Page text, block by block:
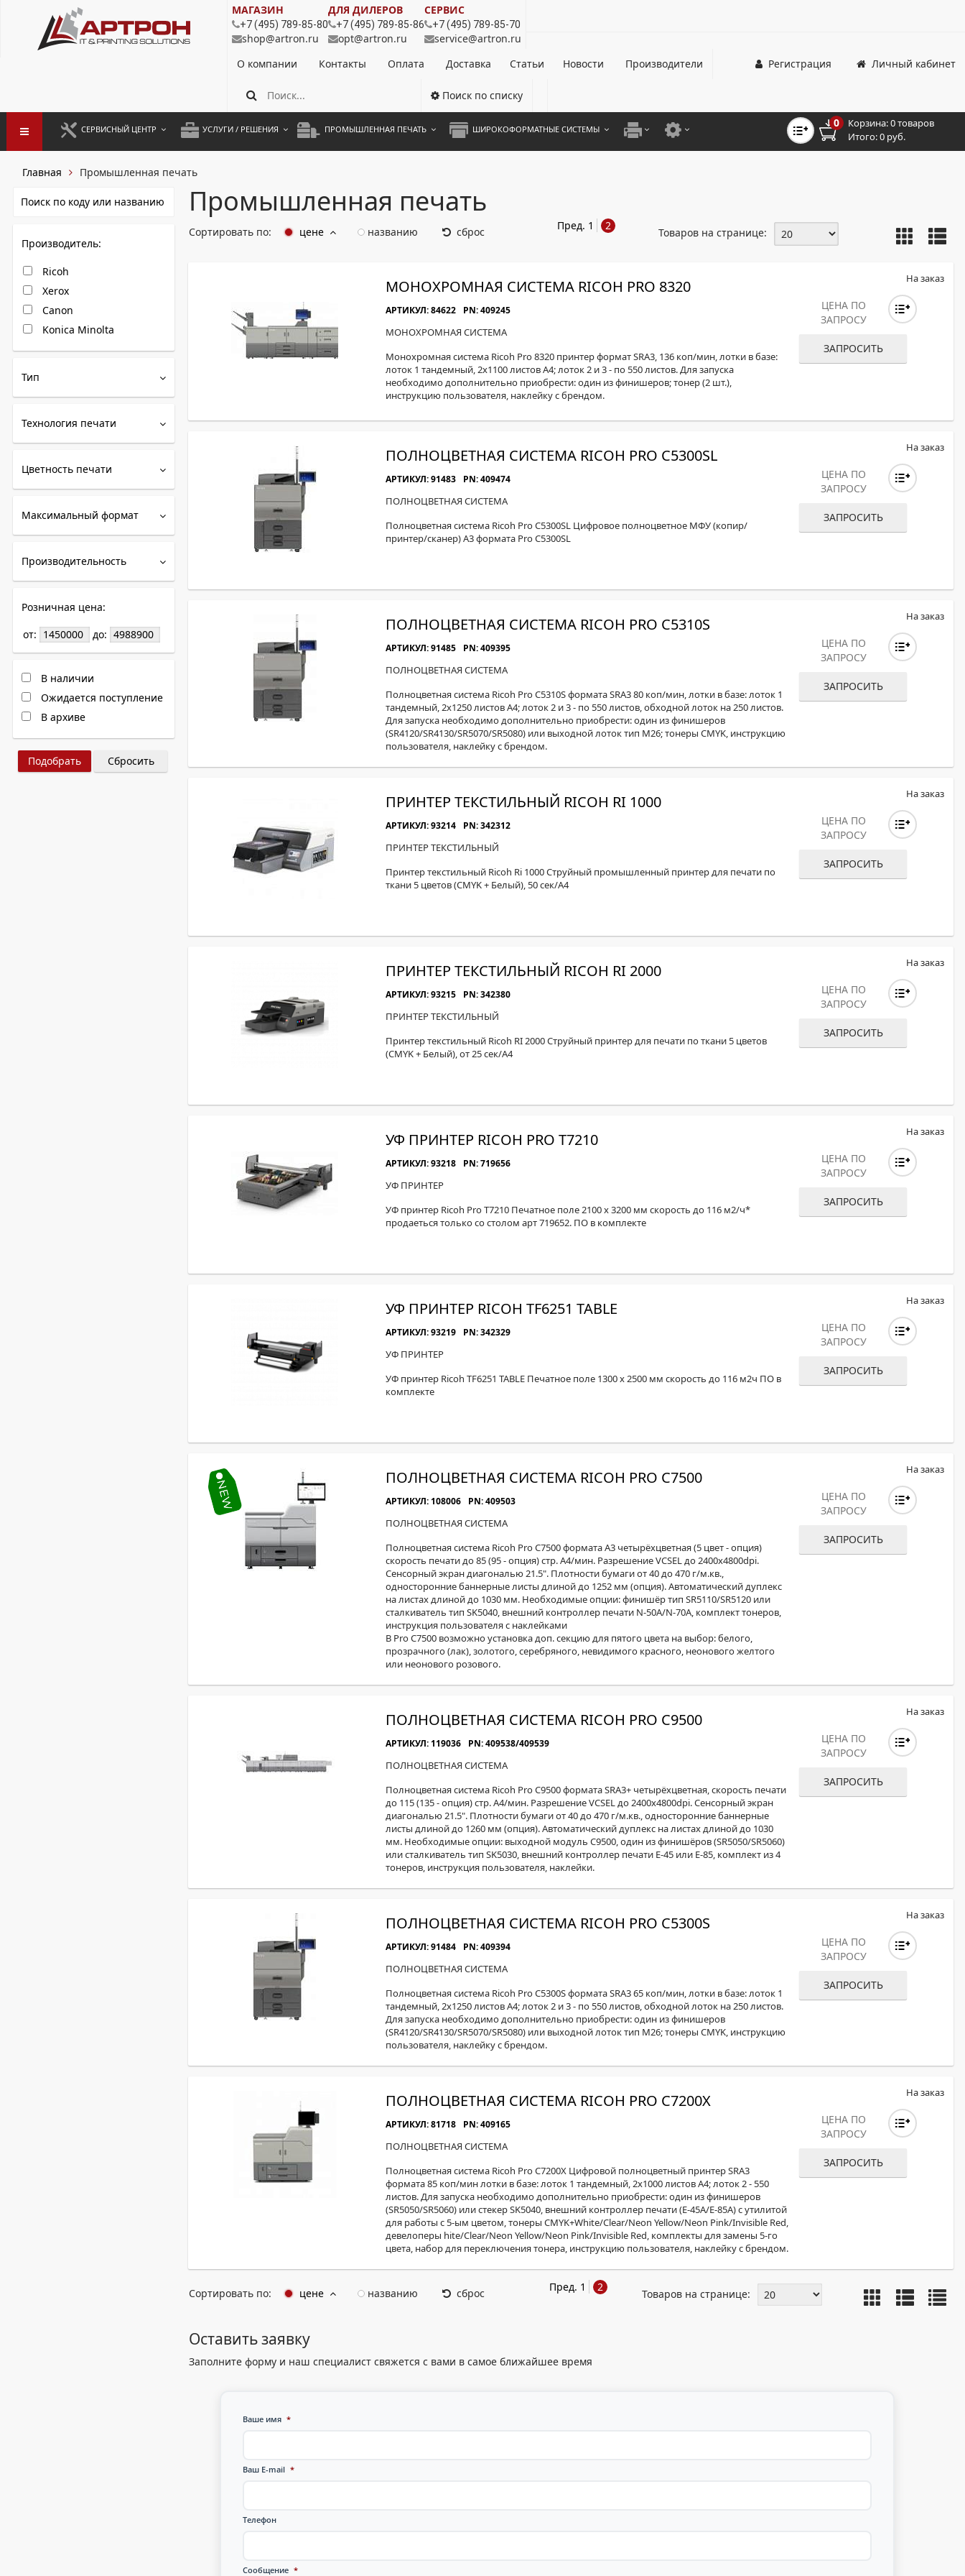
МАГАЗИН
+7 (495) 789-85-80
shop@artron.ru
ДЛЯ ДИЛЕРОВ
+7 (495) 789-85-86
opt@artron.ru
СЕРВИС
+7 (495) 789-85-70
service@artron.ru
О компании
Контакты Оплата Доставка Статьи Новости Производители Личный кабинет
Регистрация
Поиск по списку
СЕРВИСНЫЙ ЦЕНТР
РЕГЛАМЕНТНЫЕ РАБОТЫ
ПРОФИЛАКТИКА И ТО
РАЗОВЫЕ РЕМОНТЫ
УСЛУГИ / РЕШЕНИЯ
ПОКОПИЙНАЯ ПЕЧАТЬ
КОНТРОЛЬ ПЕЧАТИ
ПРОМЫШЛЕННАЯ ПЕЧАТЬ ШИРОКОФОРМАТНЫЕ СИСТЕМЫ
А4 МОНОХРОМНЫЕ
0 Корзина:0 товаров
Итого:0 руб.
Главная Промышленная печать
Производитель:
Ricoh
Xerox
Canon
Konica Minolta
Тип
Технология печати
Цветность печати
Максимальный формат
Производительность
Розничная цена:
от:
до:
В наличии
Ожидается поступление
В архиве
Сбросить
Промышленная печать
Сортировать по: цене названию сброс Пред. 1 2
Товаров на странице:
МОНОХРОМНАЯ СИСТЕМА RICOH PRO 8320
АРТИКУЛ: 84622 PN: 409245
МОНОХРОМНАЯ СИСТЕМА
Монохромная система Ricoh Pro 8320 принтер формат SRA3, 136 коп/мин, лотки в базе:
лоток 1 тандемный, 2x1100 листов А4; лоток 2 и 3 - по 550 листов. Для запуска
необходимо дополнительно приобрести: один из финишеров; тонер (2 шт.),
инструкцию пользователя, наклейку с брендом.
На заказ
ЦЕНА ПО
ЗАПРОСУ
ЗАПРОСИТЬ
ПОЛНОЦВЕТНАЯ СИСТЕМА RICOH PRO C5300SL
АРТИКУЛ: 91483 PN: 409474
ПОЛНОЦВЕТНАЯ СИСТЕМА
Полноцветная система Ricoh Pro C5300SL Цифровое полноцветное МФУ (копир/
принтер/сканер) А3 формата Pro C5300SL
На заказ
ЦЕНА ПО
ЗАПРОСУ
ЗАПРОСИТЬ
ПОЛНОЦВЕТНАЯ СИСТЕМА RICOH PRO C5310S
АРТИКУЛ: 91485 PN: 409395
ПОЛНОЦВЕТНАЯ СИСТЕМА
Полноцветная система Ricoh Pro C5310S формата SRA3 80 коп/мин, лотки в базе: лоток 1
тандемный, 2x1250 листов А4; лоток 2 и 3 - по 550 листов, обходной лоток на 250 листов.
Для запуска необходимо дополнительно приобрести: один из финишеров
(SR4120/SR4130/SR5070/SR5080) или выходной лоток тип M26; тонеры CMYK, инструкцию
пользователя, наклейку с брендом.
На заказ
ЦЕНА ПО
ЗАПРОСУ
ЗАПРОСИТЬ
ПРИНТЕР ТЕКСТИЛЬНЫЙ RICOH RI 1000
АРТИКУЛ: 93214 PN: 342312
ПРИНТЕР ТЕКСТИЛЬНЫЙ
Принтер текстильный Ricoh Ri 1000 Струйный промышленный принтер для печати по
ткани 5 цветов (CMYK + Белый), 50 сек/А4
На заказ
ЦЕНА ПО
ЗАПРОСУ
ЗАПРОСИТЬ
ПРИНТЕР ТЕКСТИЛЬНЫЙ RICOH RI 2000
АРТИКУЛ: 93215 PN: 342380
ПРИНТЕР ТЕКСТИЛЬНЫЙ
Принтер текстильный Ricoh RI 2000 Струйный принтер для печати по ткани 5 цветов
(CMYK + Белый), от 25 сек/А4
На заказ
ЦЕНА ПО
ЗАПРОСУ
ЗАПРОСИТЬ
УФ ПРИНТЕР RICOH PRO T7210
АРТИКУЛ: 93218 PN: 719656
УФ ПРИНТЕР
УФ принтер Ricoh Pro T7210 Печатное поле 2100 х 3200 мм скорость до 116 м2/ч*
продаеться только со столом арт 719652. ПО в комплекте
На заказ
ЦЕНА ПО
ЗАПРОСУ
ЗАПРОСИТЬ
УФ ПРИНТЕР RICOH TF6251 TABLE
АРТИКУЛ: 93219 PN: 342329
УФ ПРИНТЕР
УФ принтер Ricoh TF6251 TABLE Печатное поле 1300 x 2500 мм скорость до 116 м2ч ПО в
комплекте
На заказ
ЦЕНА ПО
ЗАПРОСУ
ЗАПРОСИТЬ
ПОЛНОЦВЕТНАЯ СИСТЕМА RICOH PRO C7500
АРТИКУЛ: 108006 PN: 409503
ПОЛНОЦВЕТНАЯ СИСТЕМА
Полноцветная система Ricoh Pro C7500 формата A3 четырёхцветная (5 цвет - опция)
скорость печати до 85 (95 - опция) стр. А4/мин. Разрешение VCSEL до 2400x4800dpi.
Сенсорный экран диагональю 21.5". Плотности бумаги от 40 до 470 г/м.кв.,
односторонние баннерные листы длиной до 1252 мм (опция). Автоматический дуплекс
на листах длиной до 1030 мм. Необходимые опции: финишёр тип SR5110/SR5120 или
сталкиватель тип SK5040, внешний контроллер печати N-50A/N-70A, комплект тонеров,
инструкция пользователя с наклейками
В Pro C7500 возможно установка доп. секцию для пятого цвета на выбор: белого,
прозрачного (лак), золотого, серебряного, невидимого красного, неонового желтого
или неонового розового.
На заказ
ЦЕНА ПО
ЗАПРОСУ
ЗАПРОСИТЬ
ПОЛНОЦВЕТНАЯ СИСТЕМА RICOH PRO C9500
АРТИКУЛ: 119036 PN: 409538/409539
ПОЛНОЦВЕТНАЯ СИСТЕМА
Полноцветная система Ricoh Pro C9500 формата SRA3+ четырёхцветная, скорость печати
до 115 (135 - опция) стр. А4/мин. Разрешение VCSEL до 2400x4800dpi. Сенсорный экран
диагональю 21.5". Плотности бумаги от 40 до 470 г/м.кв., односторонние баннерные
листы длиной до 1260 мм (опция). Автоматический дуплекс на листах длиной до 1030
мм. Необходимые опции: выходной модуль C9500, один из финишёров (SR5050/SR5060)
или сталкиватель тип SK5030, внешний контроллер печати E-45 или E-85, комплект из 4
тонеров, инструкция пользователя, наклейки.
На заказ
ЦЕНА ПО
ЗАПРОСУ
ЗАПРОСИТЬ
ПОЛНОЦВЕТНАЯ СИСТЕМА RICOH PRO C5300S
АРТИКУЛ: 91484 PN: 409394
ПОЛНОЦВЕТНАЯ СИСТЕМА
Полноцветная система Ricoh Pro C5300S формата SRA3 65 коп/мин, лотки в базе: лоток 1
тандемный, 2x1250 листов А4; лоток 2 и 3 - по 550 листов, обходной лоток на 250 листов.
Для запуска необходимо дополнительно приобрести: один из финишеров
(SR4120/SR4130/SR5070/SR5080) или выходной лоток тип M26; тонеры CMYK, инструкцию
пользователя, наклейку с брендом.
На заказ
ЦЕНА ПО
ЗАПРОСУ
ЗАПРОСИТЬ
ПОЛНОЦВЕТНАЯ СИСТЕМА RICOH PRO C7200X
АРТИКУЛ: 81718 PN: 409165
ПОЛНОЦВЕТНАЯ СИСТЕМА
Полноцветная система Ricoh Pro C7200X Цифровой полноцветный принтер SRA3
формата 85 коп/мин лотки в базе: лоток 1 тандемный, 2x1000 листов А4; лоток 2 - 550
листов. Для запуска необходимо дополнительно приобрести: один из финишеров
(SR5050/SR5060) или стекер SK5040, внешний контроллер печати (E-45А/E-85А) с утилитой
для работы с 5-ым цветом, тонеры CMYK+White/Clear/Neon Yellow/Neon Pink/Invisible Red,
девелоперы hite/Clear/Neon Yellow/Neon Pink/Invisible Red, комплекты для замены 5-го
цвета, набор для переключения тонера, инструкцию пользователя, наклейку с брендом.
На заказ
ЦЕНА ПО
ЗАПРОСУ
ЗАПРОСИТЬ
Сортировать по: цене названию сброс Пред. 1 2
Товаров на странице:
Оставить заявку
Заполните форму и наш специалист свяжется с вами в самое ближайшее время
Ваше имя *
Ваш E-mail *
Телефон
Сообщение *